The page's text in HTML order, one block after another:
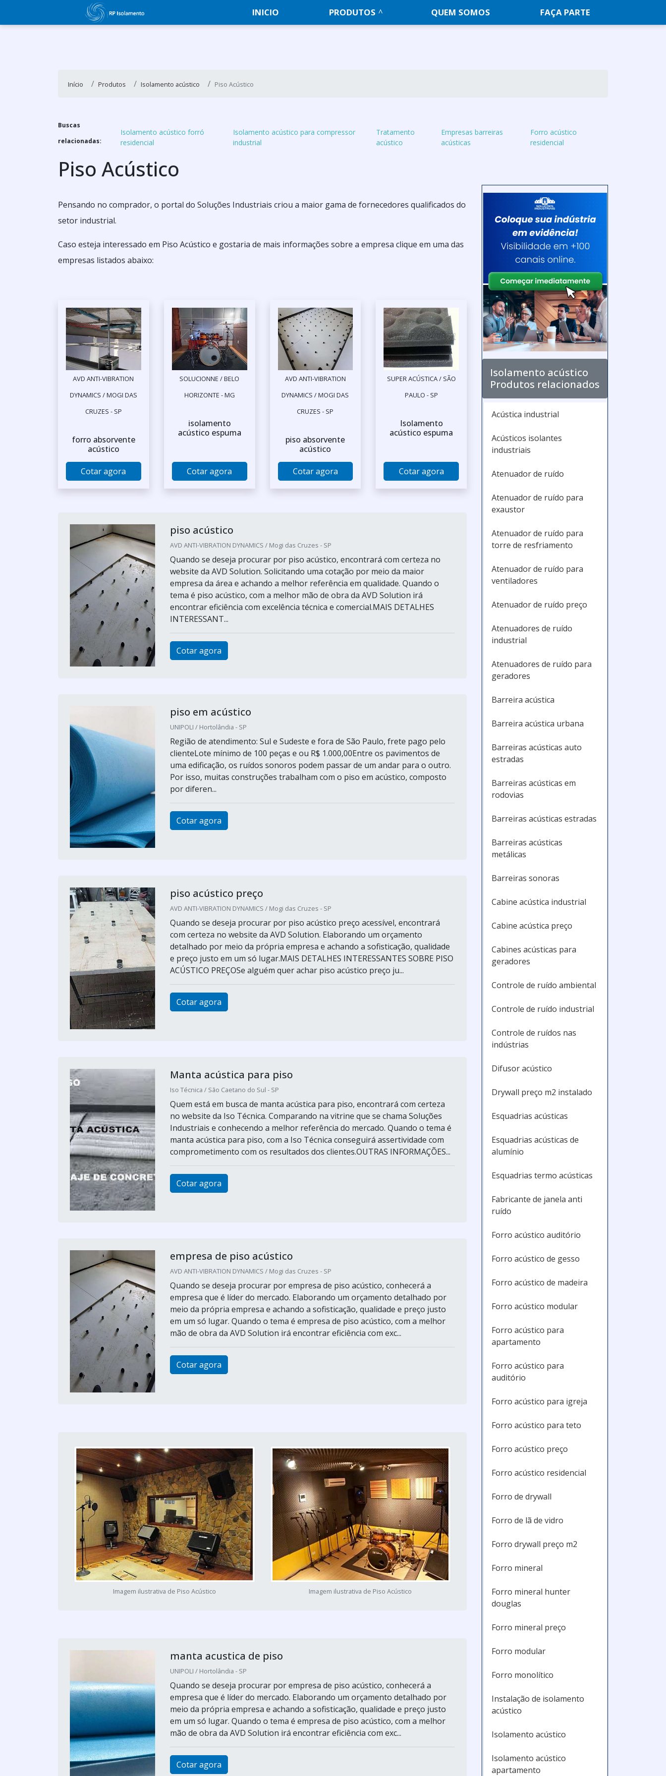
INICIO PRODUTOS QUEM SOMOS FAÇA PARTE
Início Produtos Isolamento acústico Piso Acústico
Buscas
relacionadas:
Isolamento acústico forró
residencial
Isolamento acústico para compressor
industrial
Tratamento
acústico
Empresas barreiras
acústicas
Forro acústico
residencial
Piso Acústico
Pensando no comprador, o portal do Soluções Industriais criou a maior gama de fornecedores qualificados do
setor industrial.
Caso esteja interessado em Piso Acústico e gostaria de mais informações sobre a empresa clique em uma das
empresas listados abaixo:
AVD ANTI-VIBRATION
DYNAMICS / MOGI DAS
CRUZES - SP
forro absorvente
acústico
Cotar agora
SOLUCIONNE / BELO
HORIZONTE - MG
isolamento
acústico espuma
Cotar agora
AVD ANTI-VIBRATION
DYNAMICS / MOGI DAS
CRUZES - SP
piso absorvente
acústico
Cotar agora
SUPER ACÚSTICA / SÃO
PAULO - SP
Isolamento
acústico espuma
Cotar agora
piso acústico
AVD ANTI-VIBRATION DYNAMICS / Mogi das Cruzes - SP
Quando se deseja procurar por piso acústico, encontrará com certeza no
website da AVD Solution. Solicitando uma cotação por meio da maior
empresa da área e achando a melhor referência em qualidade. Quando o
tema é piso acústico, com a melhor mão de obra da AVD Solution irá
encontrar eficiência com excelência técnica e comercial.MAIS DETALHES
INTERESSANT...
Cotar agora
piso em acústico
UNIPOLI / Hortolândia - SP
Região de atendimento: Sul e Sudeste e fora de São Paulo, frete pago pelo
clienteLote mínimo de 100 peças e ou R$ 1.000,00Entre os pavimentos de
uma edificação, os ruídos sonoros podem passar de um andar para o outro.
Por isso, muitas construções trabalham com o piso em acústico, composto
por diferen...
Cotar agora
piso acústico preço
AVD ANTI-VIBRATION DYNAMICS / Mogi das Cruzes - SP
Quando se deseja procurar por piso acústico preço acessível, encontrará
com certeza no website da AVD Solution. Elaborando um orçamento
detalhado por meio da própria empresa e achando a sofisticação, qualidade
e preço justo em um só lugar.MAIS DETALHES INTERESSANTES SOBRE PISO
ACÚSTICO PREÇOSe alguém quer achar piso acústico preço ju...
Cotar agora
Manta acústica para piso
Iso Técnica / São Caetano do Sul - SP
Quem está em busca de manta acústica para piso, encontrará com certeza
no website da Iso Técnica. Comparando na vitrine que se chama Soluções
Industriais e conhecendo a melhor referência do mercado. Quando o tema é
manta acústica para piso, com a Iso Técnica conseguirá assertividade com
comprometimento com os resultados dos clientes.OUTRAS INFORMAÇÕES...
Cotar agora
empresa de piso acústico
AVD ANTI-VIBRATION DYNAMICS / Mogi das Cruzes - SP
Quando se deseja procurar por empresa de piso acústico, conhecerá a
empresa que é líder do mercado. Elaborando um orçamento detalhado por
meio da própria empresa e achando a sofisticação, qualidade e preço justo
em um só lugar. Quando o tema é empresa de piso acústico, com a melhor
mão de obra da AVD Solution irá encontrar eficiência com exc...
Cotar agora
Imagem ilustrativa de Piso Acústico Imagem ilustrativa de Piso Acústico
manta acustica de piso
UNIPOLI / Hortolândia - SP
Quando se deseja procurar por empresa de piso acústico, conhecerá a
empresa que é líder do mercado. Elaborando um orçamento detalhado por
meio da própria empresa e achando a sofisticação, qualidade e preço justo
em um só lugar. Quando o tema é empresa de piso acústico, com a melhor
mão de obra da AVD Solution irá encontrar eficiência com exc...
Cotar agora
Isolamento acústico
Produtos relacionados
Acústica industrial
Acústicos isolantes
industriais
Atenuador de ruído
Atenuador de ruído para
exaustor
Atenuador de ruído para
torre de resfriamento
Atenuador de ruído para
ventiladores
Atenuador de ruído preço
Atenuadores de ruído
industrial
Atenuadores de ruído para
geradores
Barreira acústica
Barreira acústica urbana
Barreiras acústicas auto
estradas
Barreiras acústicas em
rodovias
Barreiras acústicas estradas
Barreiras acústicas
metálicas
Barreiras sonoras
Cabine acústica industrial
Cabine acústica preço
Cabines acústicas para
geradores
Controle de ruído ambiental
Controle de ruído industrial
Controle de ruídos nas
indústrias
Difusor acústico
Drywall preço m2 instalado
Esquadrias acústicas
Esquadrias acústicas de
alumínio
Esquadrias termo acústicas
Fabricante de janela anti
ruído
Forro acústico auditório
Forro acústico de gesso
Forro acústico de madeira
Forro acústico modular
Forro acústico para
apartamento
Forro acústico para
auditório
Forro acústico para igreja
Forro acústico para teto
Forro acústico preço
Forro acústico residencial
Forro de drywall
Forro de lã de vidro
Forro drywall preço m2
Forro mineral
Forro mineral hunter
douglas
Forro mineral preço
Forro modular
Forro monolítico
Instalação de isolamento
acústico
Isolamento acústico
Isolamento acústico
apartamento